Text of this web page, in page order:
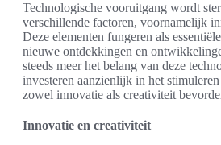
Technologische vooruitgang wordt
verschillende factoren, voornamelijk
Deze elementen fungeren als
nieuwe ontdekkingen en
steeds meer het belang van deze
investeren aanzienlijk in het
zowel innovatie als creativiteit
Innovatie en creativiteit